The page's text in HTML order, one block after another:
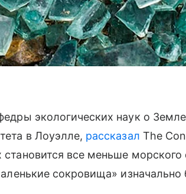
экологических наук о
в Лоуэлле, рассказал The
все меньше морского
сокровища»